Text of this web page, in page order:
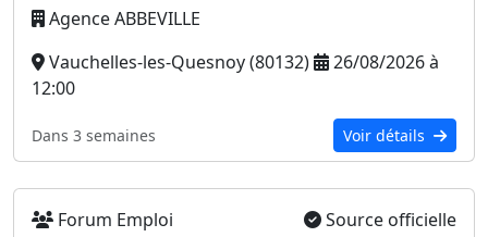
Agence ABBEVILLE
Vauchelles-les-Quesnoy (80132)
26/08/2026 à
12:00
Dans 3 semaines Voir détails
Forum Emploi Source officielle